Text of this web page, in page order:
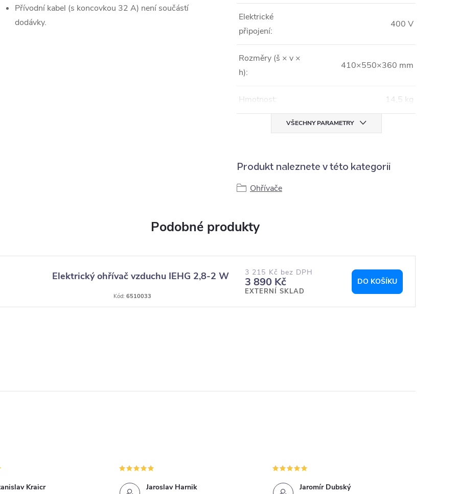
Přívodní kabel (s koncovkou 32 A) není součástí
dodávky.
Elektrické
připojení:
400 V
Rozměry (š × v ×
h):
410×550×360 mm
Hmotnost: 14,5 kg
VŠECHNY PARAMETRY
Produkt naleznete v této kategorii
Ohřívače
Elektrický ohřívač vzduchu IEHG 2,8-2 W 3 215 Kč bez DPH
3 890 Kč
EXTERNÍ SKLAD
DO KOŠÍKU
Kód: 6510033
Kraicr Jaroslav Harnik Jaromír Dubský